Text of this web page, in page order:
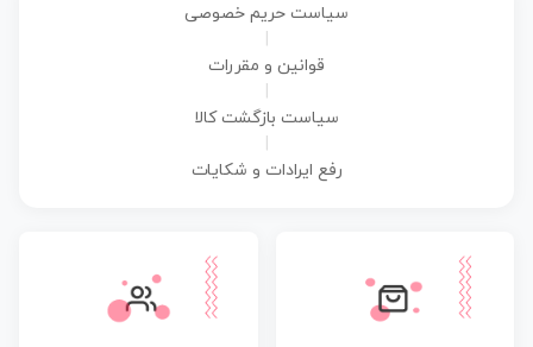
سیاست حریم خصوصی
قوانین و مقررات
سیاست بازگشت کالا
رفع ایرادات و شکایات